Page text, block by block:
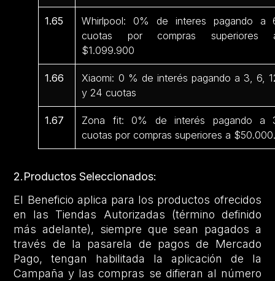
1.65
Whirlpool: 0% de interes pagando a
cuotas por compras superiores
$1.099.900
1.66
Xiaomi: 0 % de interés pagando a 3, 6,
y 24 cuotas
1.67
Zona fit: 0% de interés pagando a
cuotas por compras superiores a
2.Productos Seleccionados:
El Beneficio aplica para los productos ofrecidos
en las Tiendas Autorizadas (término definido
más adelante), siempre que sean pagados a
través de la pasarela de pagos de Mercado
Pago, tengan habilitada la aplicación de la
Campaña y las compras se difieran al número